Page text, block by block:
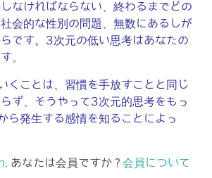
なければならない、終わるまでどの
会的な性別の問題、無数にあるしが
です。3次元の低い思考はあなたの
。
くことは、習慣を手放すことと同じ
ず、そうやって3次元的思考をもっ
ら発生する感情を知ることによっ
. あなたは会員ですか ? 会員について